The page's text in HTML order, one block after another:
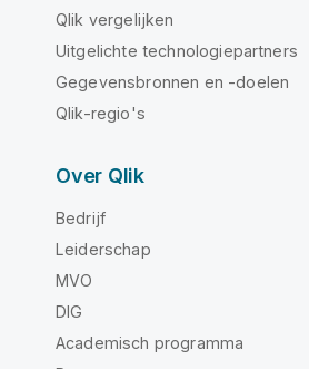
Qlik vergelijken
Uitgelichte technologiepartners
Gegevensbronnen en -doelen
Qlik-regio's
Over Qlik
Bedrijf
Leiderschap
MVO
DIG
Academisch programma